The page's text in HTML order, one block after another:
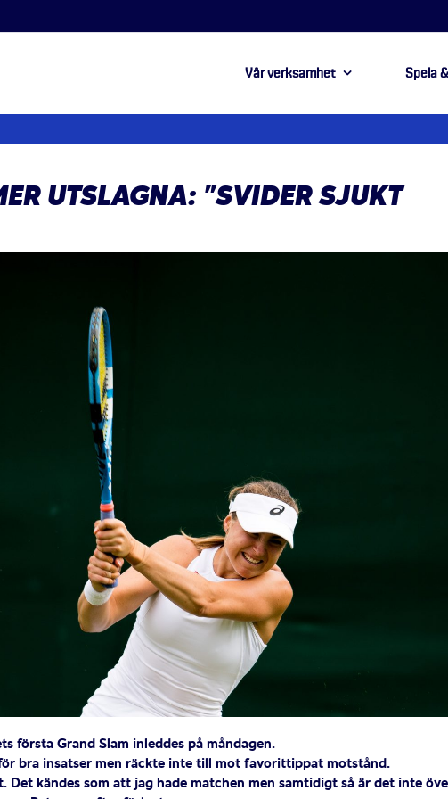
Vår verksamhet Spela
UTSLAGNA: ”SVIDER SJUKT
första Grand Slam inleddes på måndagen.
bra insatser men räckte inte till mot favorittippat motstånd.
kändes som att jag hade matchen men samtidigt så är det inte